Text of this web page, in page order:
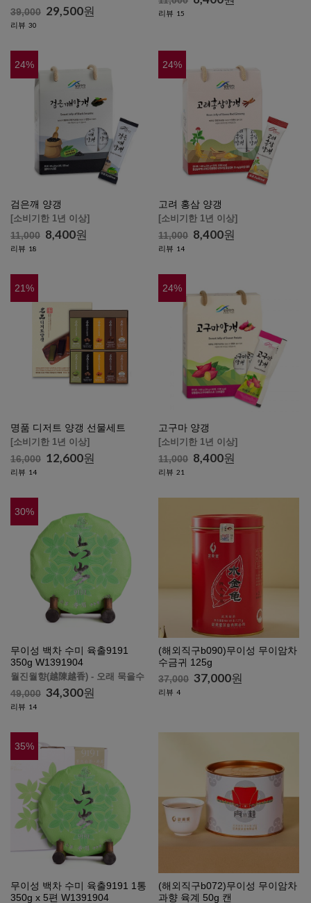
39,000 29,500원
리뷰 30
리뷰 15
24%
검은깨 양갱
[소비기한 1년 이상]
11,000 8,400원
리뷰 18
24%
고려 홍삼 양갱
[소비기한 1년 이상]
11,000 8,400원
리뷰 14
21%
명품 디저트 양갱 선물세트
[소비기한 1년 이상]
16,000 12,600원
리뷰 14
24%
고구마 양갱
[소비기한 1년 이상]
11,000 8,400원
리뷰 21
30%
무이성 백차 수미 육출9191
350g W1391904
월진월향(越陳越香) - 오래 묵을수
록 향이 깊고 맛있어집니다.
49,000 34,300원
리뷰 14
(해외직구b090)무이성 무이암차
수금귀 125g
37,000 37,000원
리뷰 4
35%
무이성 백차 수미 육출9191 1통
350g x 5편 W1391904
(해외직구b072)무이성 무이암차
과향 육계 50g 캔